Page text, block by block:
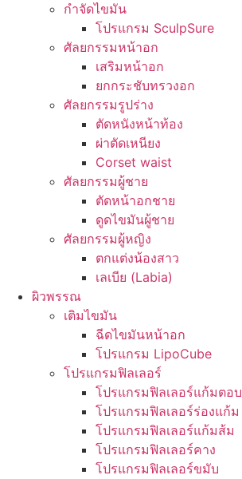
กำจัดไขมัน
โปรแกรม SculpSure
ศัลยกรรมหน้าอก
เสริมหน้าอก
ยกกระชับทรวงอก
ศัลยกรรมรูปร่าง
ตัดหนังหน้าท้อง
ผ่าตัดเหนียง
Corset waist
ศัลยกรรมผู้ชาย
ตัดหน้าอกชาย
ดูดไขมันผู้ชาย
ศัลยกรรมผู้หญิง
ตกแต่งน้องสาว
เลเบีย (Labia)
ผิวพรรณ
เติมไขมัน
ฉีดไขมันหน้าอก
โปรแกรม LipoCube
โปรแกรมฟิลเลอร์
โปรแกรมฟิลเลอร์แก้มตอบ
โปรแกรมฟิลเลอร์ร่องแก้ม
โปรแกรมฟิลเลอร์แก้มส้ม
โปรแกรมฟิลเลอร์คาง
โปรแกรมฟิลเลอร์ขมับ